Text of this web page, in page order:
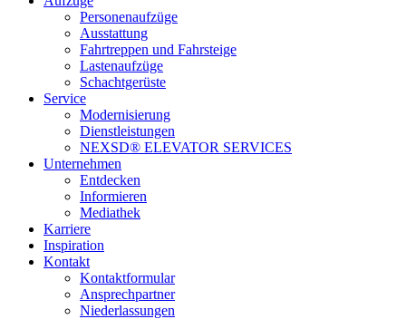
Personenaufzüge
Ausstattung
Fahrtreppen und Fahrsteige
Lastenaufzüge
Schachtgerüste
Service
Modernisierung
Dienstleistungen
NEXSD® ELEVATOR SERVICES
Unternehmen
Entdecken
Informieren
Mediathek
Karriere
Inspiration
Kontakt
Kontaktformular
Ansprechpartner
Niederlassungen